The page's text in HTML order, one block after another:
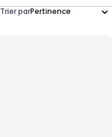
Trier par